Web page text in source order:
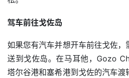
驾车前往戈佐岛
如果您有汽车并想开车前往戈佐
送到戈佐岛。在马耳他，Gozo
塔尔谷港和塞希港到戈佐的汽车渡